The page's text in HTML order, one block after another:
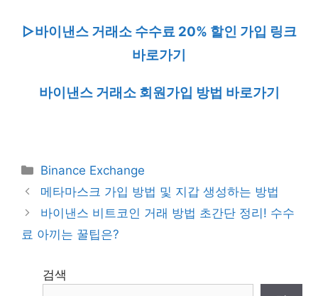
▷바이낸스 거래소 수수료 20% 할인 가입 링크
바로가기
바이낸스 거래소 회원가입 방법 바로가기
Categories
Binance Exchange
메타마스크 가입 방법 및 지갑 생성하는 방법
바이낸스 비트코인 거래 방법 초간단 정리! 수수
료 아끼는 꿀팁은?
검색